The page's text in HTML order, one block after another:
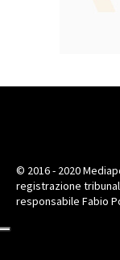
© 2016 - 2020
registrazione
responsabile Fabio